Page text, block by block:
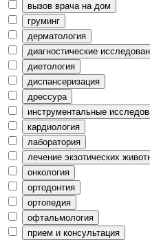
вызов врача на дом
груминг
дерматология
диагностические
диетология
диспансеризация
дрессура
инструментальные
кардиология
лаборатория
лечение экзотических
онкология
ортодонтия
ортопедия
офтальмология
прием и консультация